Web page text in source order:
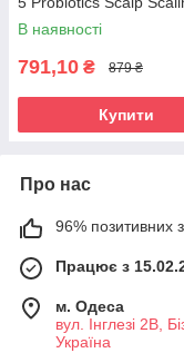
Shampoo 500ml
В наявності
791,10 ₴ 879 ₴
Купити
Про нас
96% позитивних з
Працює з
м. Одеса
вул. Інглезі 2В,
Україна